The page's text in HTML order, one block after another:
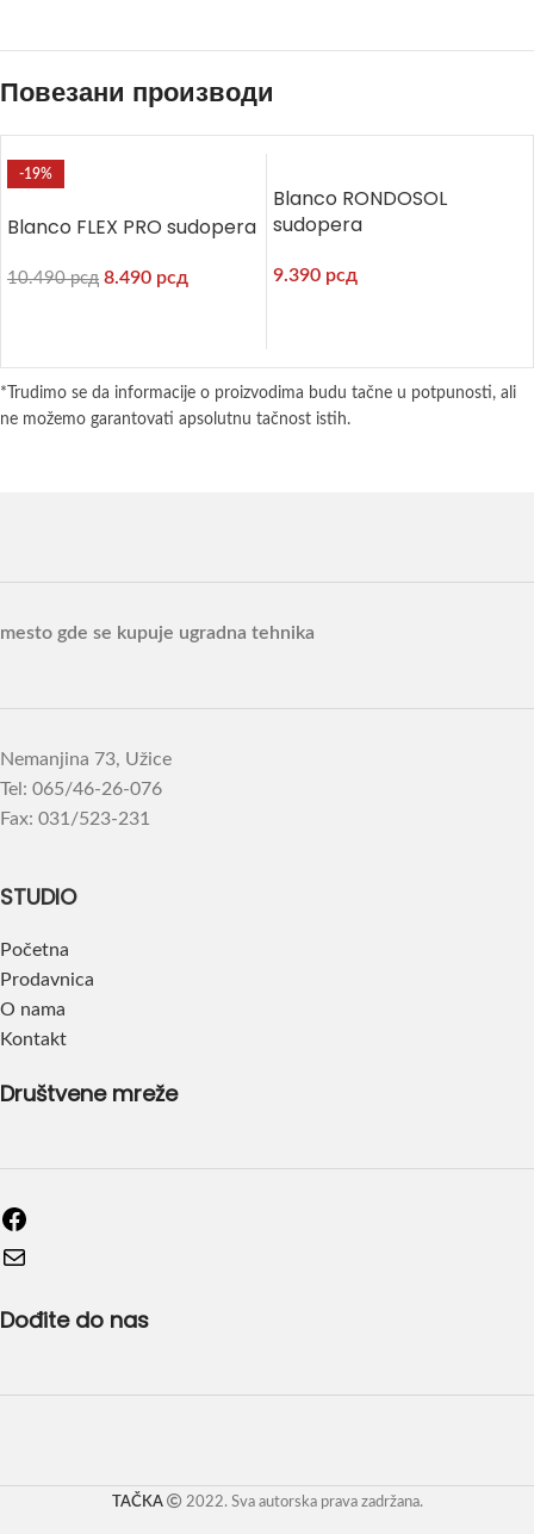
Повезани производи
-19%
Blanco FLEX PRO sudopera
10.490рсд 8.490 рсд
Blanco RONDOSOL
sudopera
9.390 рсд
*Trudimo se da informacije o proizvodima budu tačne u potpunosti, ali
ne možemo garantovati apsolutnu tačnost istih.
mesto gde se kupuje ugradna tehnika
Nemanjina 73, Užice
Tel: 065/46-26-076
Fax: 031/523-231
STUDIO
Početna
Prodavnica
O nama
Kontakt
Društvene mreže
Dođite do nas
TAČKA 2022. Sva autorska prava zadržana.